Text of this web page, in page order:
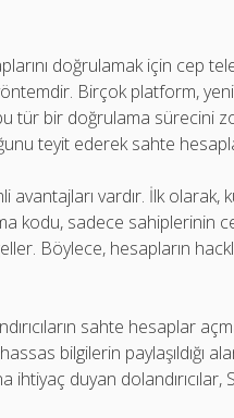
doğrulamak için cep
Birçok platform,
tür bir doğrulama sürecini
teyit ederek sahte
avantajları vardır. İlk olarak,
kodu, sadece sahiplerinin
Böylece, hesapların
sahte hesaplar
bilgilerin paylaşıldığı
duyan dolandırıcılar,